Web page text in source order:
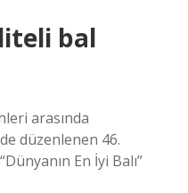
bal
​​arasında
düzenlenen 46.
En İyi Balı”